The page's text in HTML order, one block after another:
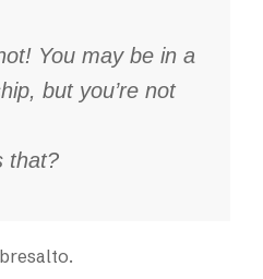
You may be in a
but you’re not
that?